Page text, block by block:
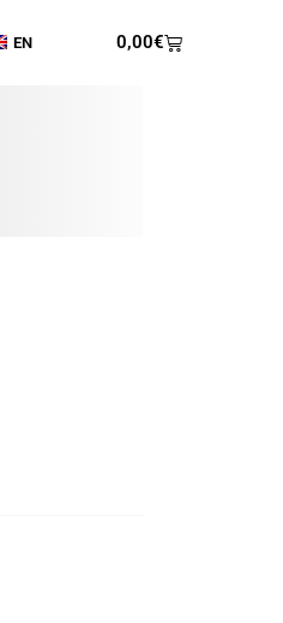
EN 0,00€